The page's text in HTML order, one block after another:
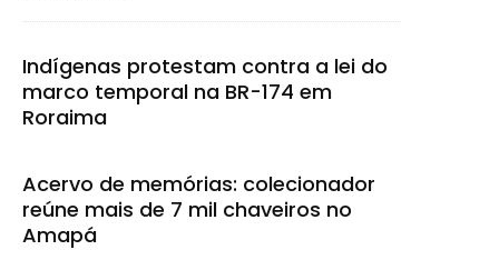
Indígenas protestam contra a lei do
marco temporal na BR-174 em
Roraima
Acervo de memórias: colecionador
reúne mais de 7 mil chaveiros no
Amapá